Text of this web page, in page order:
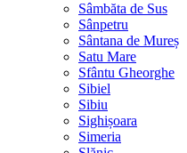
Sâmbăta de Sus
Sânpetru
Sântana de Mureș
Satu Mare
Sfântu Gheorghe
Sibiel
Sibiu
Sighișoara
Simeria